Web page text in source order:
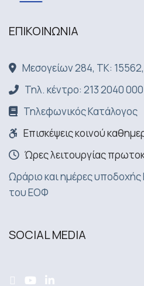
ΕΠΙΚΟΙΝΩΝΙA
Μεσογείων 284, ΤΚ:
Τηλ. κέντρο: 213 2040 000
Τηλεφωνικός Κατάλογος
Επισκέψεις κοινού
Ώρες λειτουργίας
Ωράριο και ημέρες υποδοχής
του ΕΟΦ
SOCIAL MEDIA